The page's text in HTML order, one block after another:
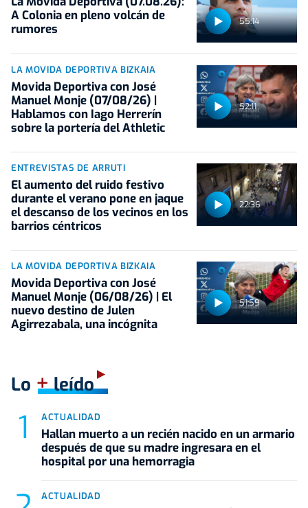
55:14
A Colonia en pleno volcán de
rumores
52:11
LA MOVIDA DEPORTIVA BIZKAIA
Movida Deportiva con José
Manuel Monje (07/08/26) |
Hablamos con Iago Herrerín
sobre la portería del Athletic
22:36
ENTREVISTAS DE ARRUTI
El aumento del ruido festivo
durante el verano pone en jaque
el descanso de los vecinos en los
barrios céntricos
51:59
LA MOVIDA DEPORTIVA BIZKAIA
Movida Deportiva con José
Manuel Monje (06/08/26) | El
nuevo destino de Julen
Agirrezabala, una incógnita
Lo +leído
ACTUALIDAD
Hallan muerto a un recién nacido en un armario
después de que su madre ingresara en el
hospital por una hemorragia
ACTUALIDAD